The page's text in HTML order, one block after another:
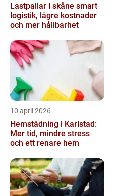
Lastpallar i skåne smart
logistik, lägre kostnader
och mer hållbarhet
10 april 2026
Hemstädning i Karlstad:
Mer tid, mindre stress
och ett renare hem